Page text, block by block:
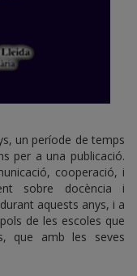
un període de temps
per a una publicació.
cooperació, i
sobre docència i
aquests anys, i a
de les escoles que
que amb les seves